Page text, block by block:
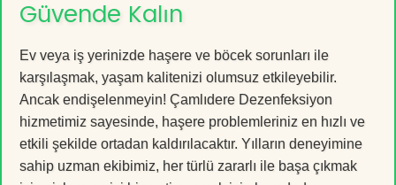
Güvende Kalın
Ev veya iş yerinizde haşere ve böcek sorunları ile
karşılaşmak, yaşam kalitenizi olumsuz etkileyebilir.
Ancak endişelenmeyin! Çamlıdere Dezenfeksiyon
hizmetimiz sayesinde, haşere problemleriniz en hızlı ve
etkili şekilde ortadan kaldırılacaktır. Yılların deneyimine
sahip uzman ekibimiz, her türlü zararlı ile başa çıkmak